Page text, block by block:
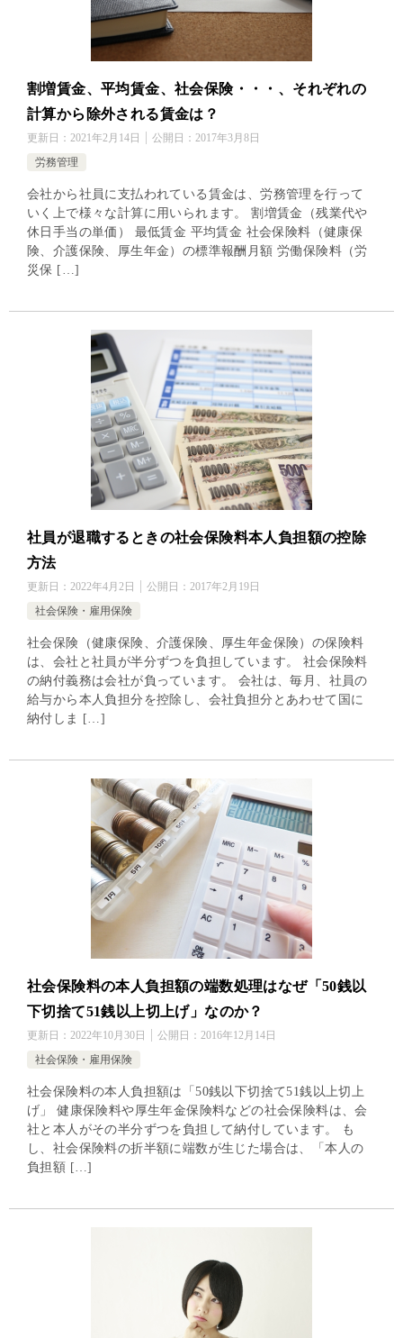
割増賃金、平均賃金、社会保険・・・、それぞれの
計算から除外される賃金は？
更新日： 2021年2月14日 公開日： 2017年3月8日
労務管理
会社から社員に支払われている賃金は、労務管理を行って
いく上で様々な計算に用いられます。 割増賃金（残業代や
休日手当の単価） 最低賃金 平均賃金 社会保険料（健康保
険、介護保険、厚生年金）の標準報酬月額 労働保険料（労
災保 […]
社員が退職するときの社会保険料本人負担額の控除
方法
更新日： 2022年4月2日 公開日： 2017年2月19日
社会保険・雇用保険
社会保険（健康保険、介護保険、厚生年金保険）の保険料
は、会社と社員が半分ずつを負担しています。 社会保険料
の納付義務は会社が負っています。 会社は、毎月、社員の
給与から本人負担分を控除し、会社負担分とあわせて国に
納付しま […]
社会保険料の本人負担額の端数処理はなぜ「50銭以
下切捨て51銭以上切上げ」なのか？
更新日： 2022年10月30日 公開日： 2016年12月14日
社会保険・雇用保険
社会保険料の本人負担額は「50銭以下切捨て51銭以上切上
げ」 健康保険料や厚生年金保険料などの社会保険料は、会
社と本人がその半分ずつを負担して納付しています。 も
し、社会保険料の折半額に端数が生じた場合は、「本人の
負担額 […]